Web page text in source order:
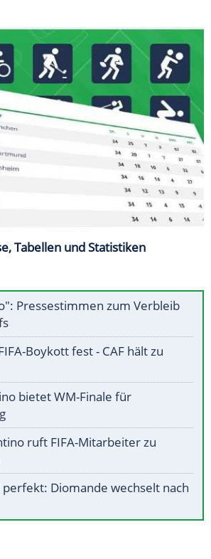
Tabellen und Statistiken
Pressestimmen zum Verbleib
Boykott fest - CAF hält zu
bietet WM-Finale für
ruft FIFA-Mitarbeiter zu
Diomande wechselt nach